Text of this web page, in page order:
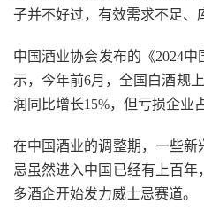
子并不好过，有效需求不足、
中国酒业协会发布的《2024
示，今年前6月，全国白酒规
润同比增长15%，但亏损企业
在中国酒业的调整期，一些
忌虽然进入中国已经有上百
多酒企开始发力威士忌赛道。